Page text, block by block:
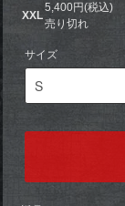
XXL
5,400円(税込)
売り切れ
サイズ